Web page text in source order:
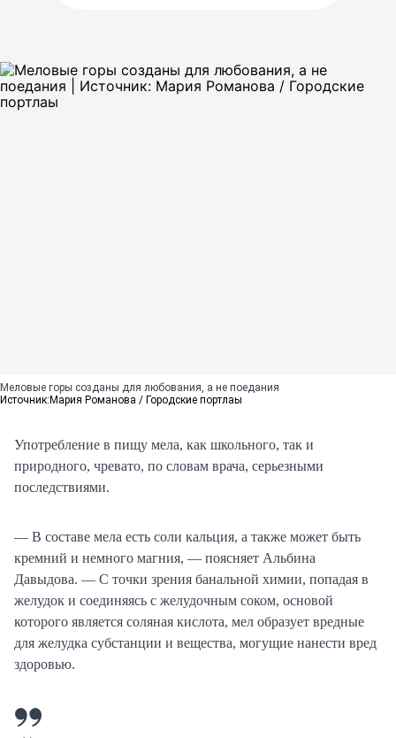
Меловые горы созданы для любования, а не поедания
Источник: Мария Романова / Городские портлаы
Употребление в пищу мела, как школьного, так и
природного, чревато, по словам врача, серьезными
последствиями.
— В составе мела есть соли кальция, а также может быть
кремний и немного магния, — поясняет Альбина
Давыдова. — С точки зрения банальной химии, попадая в
желудок и соединяясь с желудочным соком, основой
которого является соляная кислота, мел образует вредные
для желудка субстанции и вещества, могущие нанести вред
здоровью.